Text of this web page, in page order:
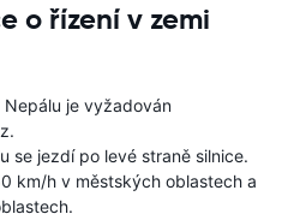
o řízení v zemi
Nepálu je vyžadován
se jezdí po levé straně silnice.
km/h v městských oblastech a